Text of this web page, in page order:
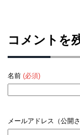
コメントを
名前 (必須)
メールアドレス（公開